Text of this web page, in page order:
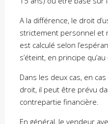
A la différence, le droit
strictement personnel et
est calculé selon
s’éteint, en principe
Dans les deux cas, en
droit, il peut être prévu
contrepartie financière.
En général, le vendeur